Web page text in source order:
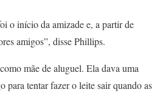
o início da amizade e, a partir de
amigos”, disse Phillips.
mãe de aluguel. Ela dava uma
para tentar fazer o leite sair quando as